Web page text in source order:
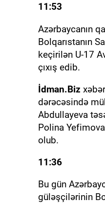
11:53
Azərbaycanın
Bolqarıstanın
keçirilən U-17
çıxış edib.
İdman.Biz
dərəcəsində
Abdullayeva
Polina
olub.
11:36
Bu gün
güləşçilərinin